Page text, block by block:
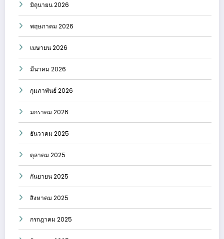
มิถุนายน 2026
พฤษภาคม 2026
เมษายน 2026
มีนาคม 2026
กุมภาพันธ์ 2026
มกราคม 2026
ธันวาคม 2025
ตุลาคม 2025
กันยายน 2025
สิงหาคม 2025
กรกฎาคม 2025